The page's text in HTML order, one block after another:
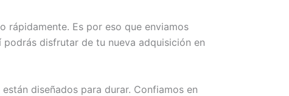
Es por eso que enviamos
podrás disfrutar de tu nueva adquisición en
diseñados para durar. Confiamos en